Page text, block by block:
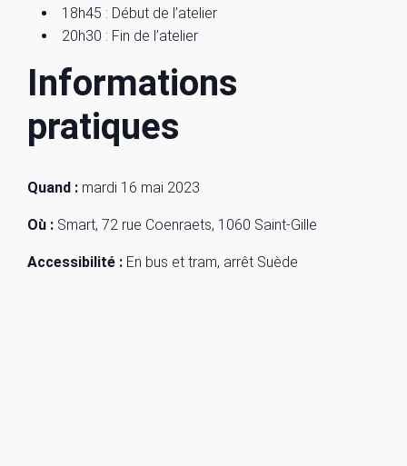
18h45 : Début de l’atelier
20h30 : Fin de l’atelier
Informations
pratiques
Quand : mardi 16 mai 2023
Où : Smart, 72 rue Coenraets, 1060 Saint-Gille
Accessibilité : En bus et tram, arrêt Suède